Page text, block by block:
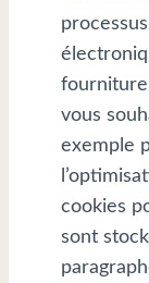
vous
exemple
cookies
sont